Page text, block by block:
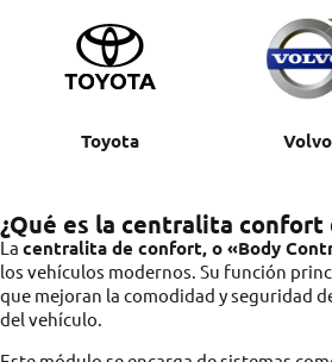
Toyota Volvo
¿Qué es la centralita confort
La centralita de confort, o «Body
los vehículos modernos. Su función
que mejoran la comodidad y seguridad
del vehículo.